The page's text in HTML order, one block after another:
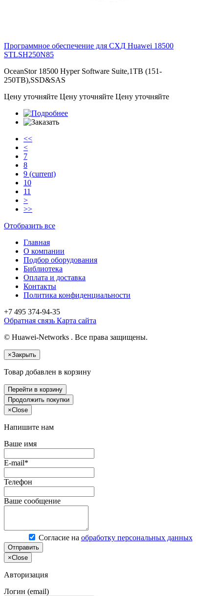
Программное обеспечение для СХД Huawei 18500
STLSH250N85
OceanStor 18500 Hyper Software Suite,1TB (151-
250TB),SSD&SAS
Цену уточняйте Цену уточняйте Цену уточняйте
<<
<
7
8
9 (current)
10
11
>
>>
Отобразить все
Главная
О компании
Подбор оборудования
Библиотека
Оплата и доставка
Контакты
Политика конфиденциальности
+7 495 374-94-35
Обратная связь Карта сайта
© Huawei-Networks . Все права защищены.
×Закрыть
Товар добавлен в корзину
Перейти в корзину
Продолжить покупки
×Close
Напишите нам
Ваше имя
E-mail*
Телефон
Ваше сообщение
Согласие на обработку персональных данных
Отправить
×Close
Авторизация
Логин (email)